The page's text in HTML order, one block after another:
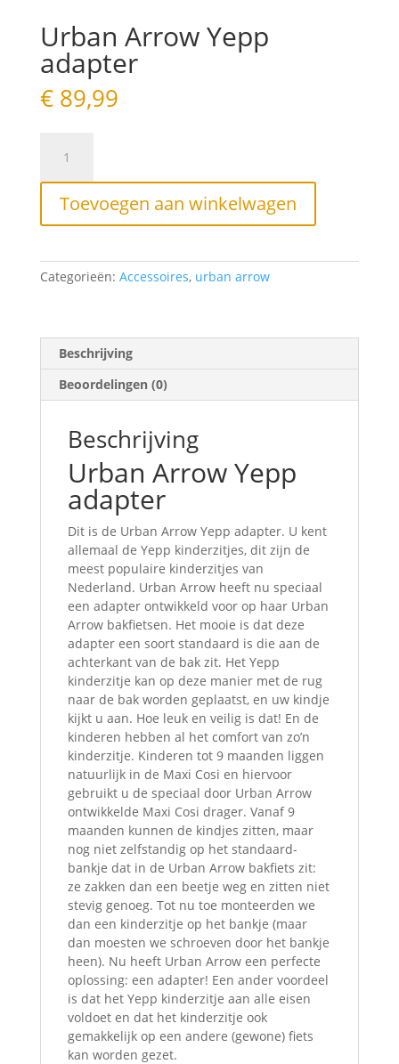
Urban Arrow Yepp
adapter
€89,99
Arrow
Yepp
adapter
aantal
Toevoegen aan winkelwagen
Categorieën: Accessoires, urban arrow
Beschrijving
Beoordelingen (0)
Beschrijving
Urban Arrow Yepp
adapter
Dit is de Urban Arrow Yepp adapter. U kent
allemaal de Yepp kinderzitjes, dit zijn de
meest populaire kinderzitjes van
Nederland. Urban Arrow heeft nu speciaal
een adapter ontwikkeld voor op haar Urban
Arrow bakfietsen. Het mooie is dat deze
adapter een soort standaard is die aan de
achterkant van de bak zit. Het Yepp
kinderzitje kan op deze manier met de rug
naar de bak worden geplaatst, en uw kindje
kijkt u aan. Hoe leuk en veilig is dat! En de
kinderen hebben al het comfort van zo’n
kinderzitje. Kinderen tot 9 maanden liggen
natuurlijk in de Maxi Cosi en hiervoor
gebruikt u de speciaal door Urban Arrow
ontwikkelde Maxi Cosi drager. Vanaf 9
maanden kunnen de kindjes zitten, maar
nog niet zelfstandig op het standaard-
bankje dat in de Urban Arrow bakfiets zit:
ze zakken dan een beetje weg en zitten niet
stevig genoeg. Tot nu toe monteerden we
dan een kinderzitje op het bankje (maar
dan moesten we schroeven door het bankje
heen). Nu heeft Urban Arrow een perfecte
oplossing: een adapter! Een ander voordeel
is dat het Yepp kinderzitje aan alle eisen
voldoet en dat het kinderzitje ook
gemakkelijk op een andere (gewone) fiets
kan worden gezet.